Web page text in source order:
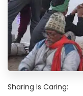
Sharing Is Caring: